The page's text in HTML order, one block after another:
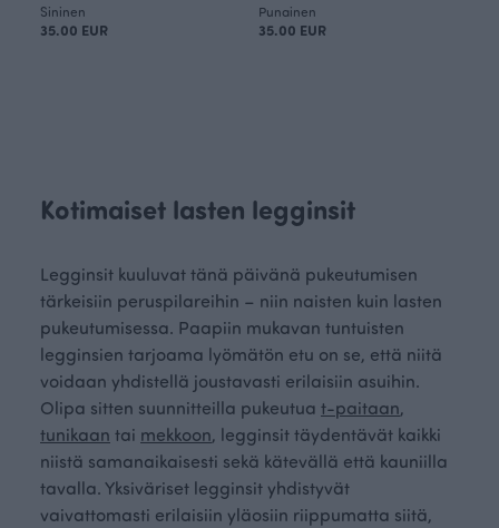
Sininen
35.00 EUR
Punainen
35.00 EUR
Kotimaiset lasten legginsit
Legginsit kuuluvat tänä päivänä pukeutumisen
tärkeisiin peruspilareihin – niin naisten kuin lasten
pukeutumisessa. Paapiin mukavan tuntuisten
legginsien tarjoama lyömätön etu on se, että niitä
voidaan yhdistellä joustavasti erilaisiin asuihin.
Olipa sitten suunnitteilla pukeutua t-paitaan,
tunikaan tai mekkoon, legginsit täydentävät kaikki
niistä samanaikaisesti sekä kätevällä että kauniilla
tavalla. Yksiväriset legginsit yhdistyvät
vaivattomasti erilaisiin yläosiin riippumatta siitä,